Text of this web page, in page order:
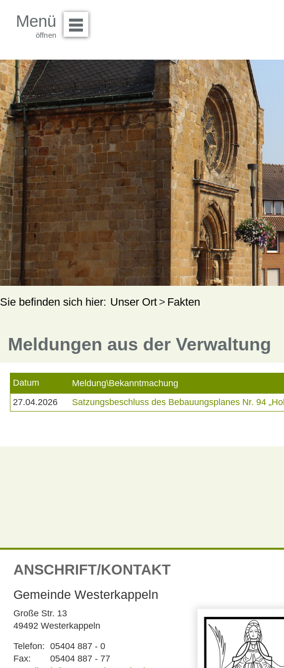
Menü
Unser Ort Fakten
Meldungen aus der Verwaltung
Datum
Meldung\Bekanntmachung
27.04.2026
Satzungsbeschluss des Bebauungsplanes Nr. 94
ANSCHRIFT/KONTAKT
Gemeinde Westerkappeln
Große Str. 13
49492 Westerkappeln
Telefon: 05404 887 - 0
Fax:
05404 887 - 77